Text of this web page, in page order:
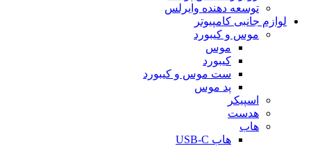
توسعه دهنده وایرلس
لوازم جانبی کامپیوتر
موس و کیبورد
موس
کیبورد
ست موس و کیبورد
پد موس
اسپیکر
هدست
هاب
هاب USB-C